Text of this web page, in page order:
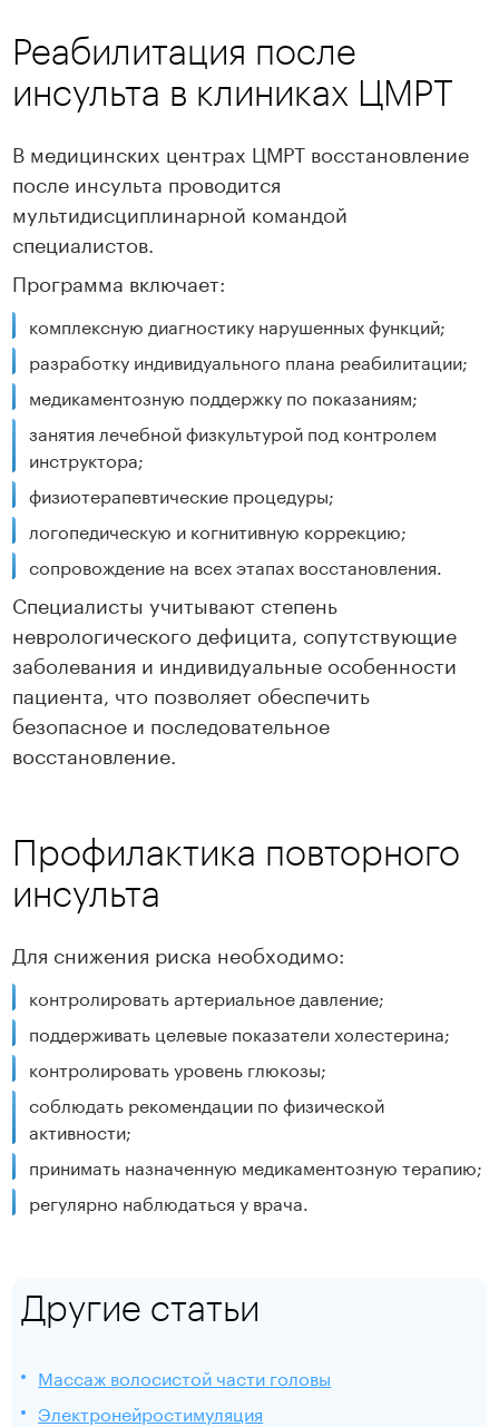
Реабилитация после
инсульта в клиниках ЦМРТ
В медицинских центрах ЦМРТ восстановление
после инсульта проводится
мультидисциплинарной командой
специалистов.
Программа включает:
комплексную диагностику нарушенных функций;
разработку индивидуального плана реабилитации;
медикаментозную поддержку по показаниям;
занятия лечебной физкультурой под контролем
инструктора;
физиотерапевтические процедуры;
логопедическую и когнитивную коррекцию;
сопровождение на всех этапах восстановления.
Специалисты учитывают степень
неврологического дефицита, сопутствующие
заболевания и индивидуальные особенности
пациента, что позволяет обеспечить
безопасное и последовательное
восстановление.
Профилактика повторного
инсульта
Для снижения риска необходимо:
контролировать артериальное давление;
поддерживать целевые показатели холестерина;
контролировать уровень глюкозы;
соблюдать рекомендации по физической
активности;
принимать назначенную медикаментозную терапию;
регулярно наблюдаться у врача.
Другие статьи
Массаж волосистой части головы
Электронейростимуляция